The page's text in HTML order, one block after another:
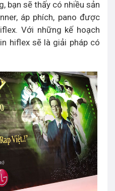
bạn sẽ thấy có nhiều sản
áp phích, pano được
Với những kế hoạch
hiflex sẽ là giải pháp có